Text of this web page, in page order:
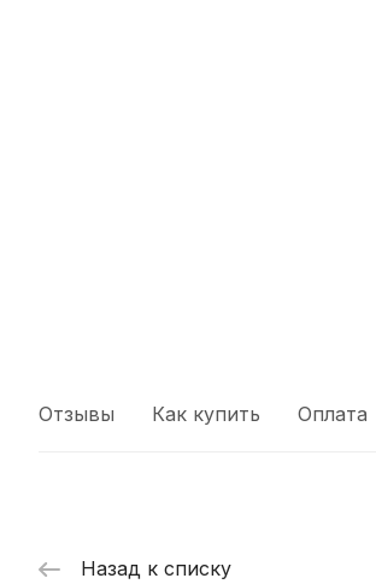
Отзывы Как купить Оплата
Назад к списку